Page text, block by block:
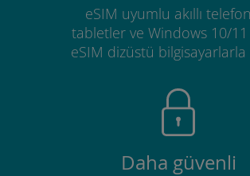
eSIM uyumlu akıllı
tabletler ve Windows 10/
eSIM dizüstü bilgisayarlarla
Daha güvenli